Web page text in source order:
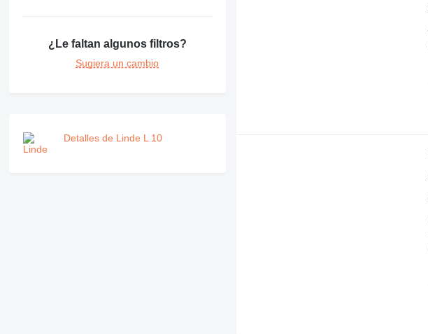
¿Le faltan algunos filtros?
Sugiera un cambio
Detalles de Linde L 10